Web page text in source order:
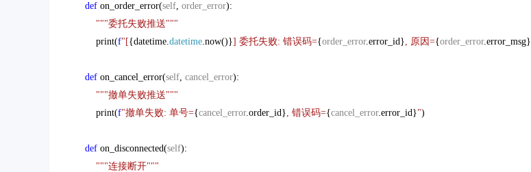
def on_order_error(self, order_error):
"""委托失败推送"""
print(f"[{datetime.datetime.now()}] 委托失败: 错误码={order_error.error_id}, 原因={order_error.error_msg}
def on_cancel_error(self, cancel_error):
"""撤单失败推送"""
print(f"撤单失败: 单号={cancel_error.order_id}, 错误码={cancel_error.error_id}")
def on_disconnected(self):
"""连接断开"""